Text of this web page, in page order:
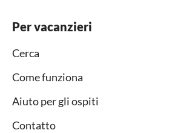
Per vacanzieri
Cerca
Come funziona
Aiuto per gli ospiti
Contatto